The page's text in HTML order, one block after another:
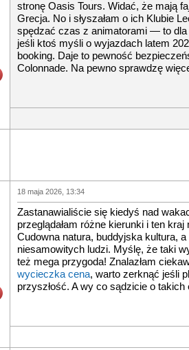
stronę Oasis Tours. Widać, że mają
Grecja. No i słyszałam o ich Klubie
spędzać czas z animatorami — to
jeśli ktoś myśli o wyjazdach latem
booking. Daje to pewność
Colonnade. Na pewno sprawdzę
18 maja 2026, 13:34
Zastanawialiście się kiedyś nad
przeglądałam różne kierunki i ten
Cudowna natura, buddyjska kultura,
niesamowitych ludzi. Myślę, że taki
też mega przygoda! Znalazłam
wycieczka cena, warto zerknąć jeśli
przyszłość. A wy co sądzicie o